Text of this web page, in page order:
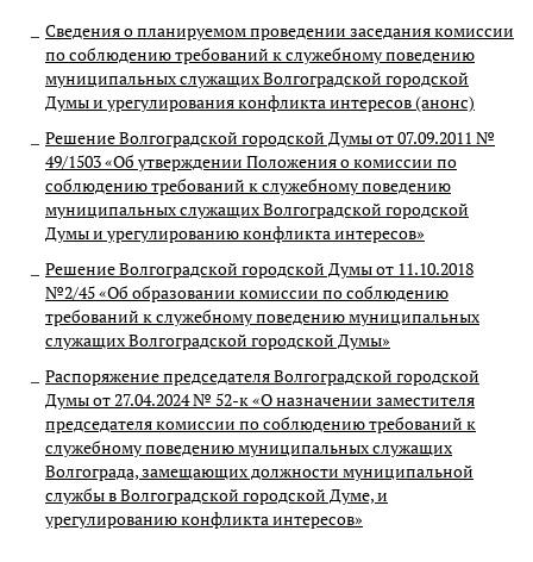
Сведения о планируемом проведении заседания комиссии
по соблюдению требований к служебному поведению
муниципальных служащих Волгоградской городской
Думы и урегулирования конфликта интересов (анонс)
Решение Волгоградской городской Думы от 07.09.2011 №
49/1503 «Об утверждении Положения о комиссии по
соблюдению требований к служебному поведению
муниципальных служащих Волгоградской городской
Думы и урегулированию конфликта интересов»
Решение Волгоградской городской Думы от 11.10.2018
№2/45 «Об образовании комиссии по соблюдению
требований к служебному поведению муниципальных
служащих Волгоградской городской Думы»
Распоряжение председателя Волгоградской городской
Думы от 27.04.2024 № 52-к «О назначении заместителя
председателя комиссии по соблюдению требований к
служебному поведению муниципальных служащих
Волгограда, замещающих должности муниципальной
службы в Волгоградской городской Думе, и
урегулированию конфликта интересов»